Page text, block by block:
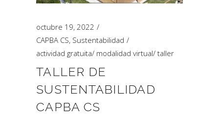
octubre 19, 2022
CAPBA CS, Sustentabilidad
actividad gratuita/ modalidad virtual/ taller
TALLER DE
SUSTENTABILIDAD
CAPBA CS